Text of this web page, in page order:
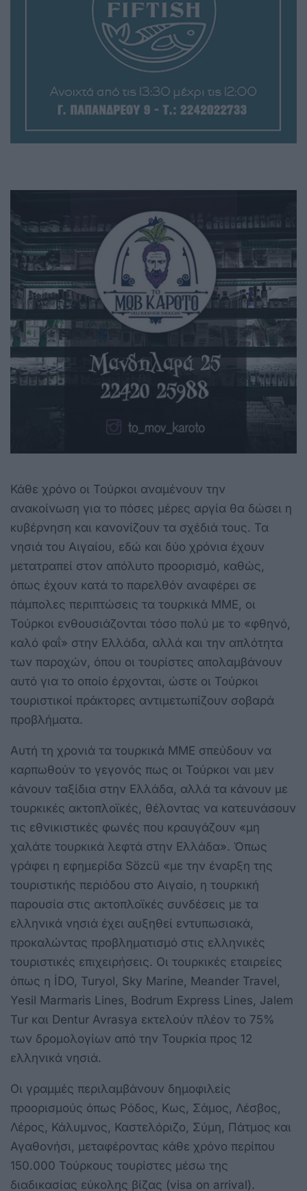
Κάθε χρόνο οι Τούρκοι αναμένουν την
ανακοίνωση για το πόσες μέρες αργία θα δώσει η
κυβέρνηση και κανονίζουν τα σχέδιά τους. Τα
νησιά του Αιγαίου, εδώ και δύο χρόνια έχουν
μετατραπεί στον απόλυτο προορισμό, καθώς,
όπως έχουν κατά το παρελθόν αναφέρει σε
πάμπολες περιπτώσεις τα τουρκικά ΜΜΕ, οι
Τούρκοι ενθουσιάζονται τόσο πολύ με το «φθηνό,
καλό φαΐ» στην Ελλάδα, αλλά και την απλότητα
των παροχών, όπου οι τουρίστες απολαμβάνουν
αυτό για το οποίο έρχονται, ώστε οι Τούρκοι
τουριστικοί πράκτορες αντιμετωπίζουν σοβαρά
προβλήματα.
Αυτή τη χρονιά τα τουρκικά ΜΜΕ σπεύδουν να
καρπωθούν το γεγονός πως οι Τούρκοι ναι μεν
κάνουν ταξίδια στην Ελλάδα, αλλά τα κάνουν με
τουρκικές ακτοπλοϊκές, θέλοντας να κατευνάσουν
τις εθνικιστικές φωνές που κραυγάζουν «μη
χαλάτε τουρκικά λεφτά στην Ελλάδα». Όπως
γράφει η εφημερίδα Sözcü «με την έναρξη της
τουριστικής περιόδου στο Αιγαίο, η τουρκική
παρουσία στις ακτοπλοϊκές συνδέσεις με τα
ελληνικά νησιά έχει αυξηθεί εντυπωσιακά,
προκαλώντας προβληματισμό στις ελληνικές
τουριστικές επιχειρήσεις. Οι τουρκικές εταιρείες
όπως η İDO, Turyol, Sky Marine, Meander Travel,
Yesil Marmaris Lines, Bodrum Express Lines, Jalem
Tur και Dentur Avrasya εκτελούν πλέον το 75%
των δρομολογίων από την Τουρκία προς 12
ελληνικά νησιά.
Οι γραμμές περιλαμβάνουν δημοφιλείς
προορισμούς όπως Ρόδος, Κως, Σάμος, Λέσβος,
Λέρος, Κάλυμνος, Καστελόριζο, Σύμη, Πάτμος και
Αγαθονήσι, μεταφέροντας κάθε χρόνο περίπου
150.000 Τούρκους τουρίστες μέσω της
διαδικασίας εύκολης βίζας (visa on arrival).